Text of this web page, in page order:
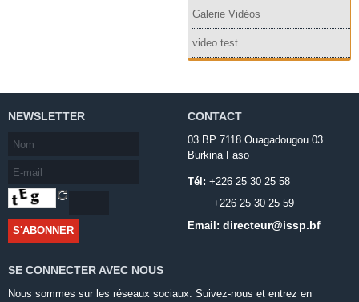
Galerie Vidéos
video test
NEWSLETTER CONTACT
03 BP 7118 Ouagadougou 03
Burkina Faso
Tél: +226 25 30 25 58
+226 25 30 25 59
Email: directeur@issp.bf
SE CONNECTER AVEC NOUS
Nous sommes sur les réseaux sociaux. Suivez-nous et entrez en